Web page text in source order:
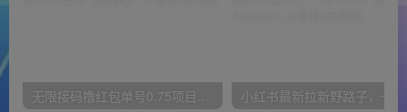
无限接码撸红包单号0.75项目无偿分享给你【揭秘】